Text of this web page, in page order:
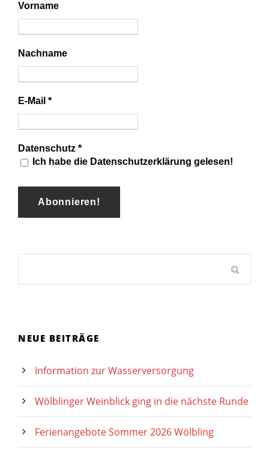
Vorname
Nachname
E-Mail *
Datenschutz *
Ich habe die Datenschutzerklärung gelesen!
NEUE BEITRÄGE
Information zur Wasserversorgung
Wölblinger Weinblick ging in die nächste Runde
Ferienangebote Sommer 2026 Wölbling